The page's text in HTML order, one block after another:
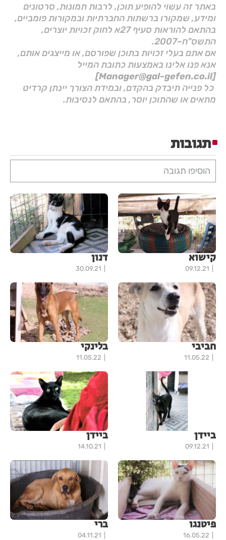
באתר זה עשוי להופיע תוכן, לרבות תמונות, סרטונים
ומידע, שמקורו ברשתות החברתיות ובמקורות פומביים,
בהתאם להוראות סעיף 27א לחוק זכויות יוצרים,
התשס"ח–2007.
אם אתם בעלי זכויות בתוכן שפורסם, או מייצגים אותם,
אנא פנו אלינו באמצעות כתובת המייל
[Manager@gal-gefen.co.il]
כל פנייה תיבדק בהקדם, ובמידת הצורך יינתן קרדיט
מתאים או שהתוכן יוסר, בהתאם לנסיבות.
תגובות
הוסיפו תגובה
קישוא
09.12.21
דנון
30.09.21
חביבי
11.05.22
בלינקי
11.05.22
ביידן
09.12.21
ביידן
14.10.21
פיטנגו
16.05.22
ברי
04.11.21